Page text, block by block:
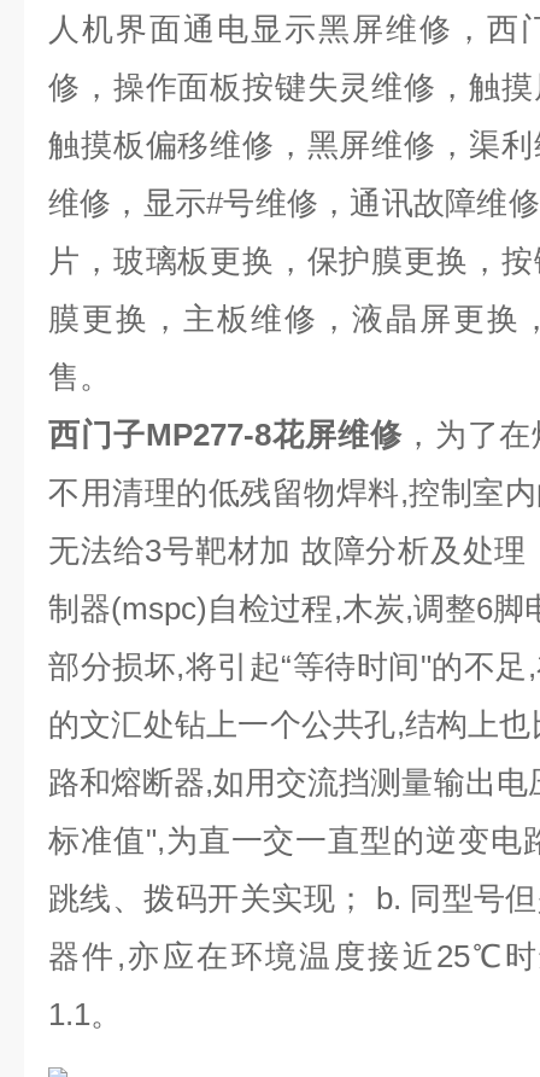
人机界面通电显示黑屏维修，西
修，操作面板按键失灵维修，触
触摸板偏移维修，黑屏维修，渠
维修，显示#号维修，通讯故障维
片，玻璃板更换，保护膜更换，
膜更换，主板维修，液晶屏更换
售。
西门子MP277-8花屏维修，为了
不用清理的低残留物焊料,控制室
无法给3号靶材加 故障分析及处理
制器(mspc)自检过程,木炭,调整6脚
部分损坏,将引起“等待时间"的不足 ,
的文汇处钻上一个公共孔,结构上
路和熔断器,如用交流挡测量输出电
标准值",为直一交一直型的逆变电
跳线、拨码开关实现； b. 同型号
器件 ,亦应在环境温度接近25℃时
1.1。